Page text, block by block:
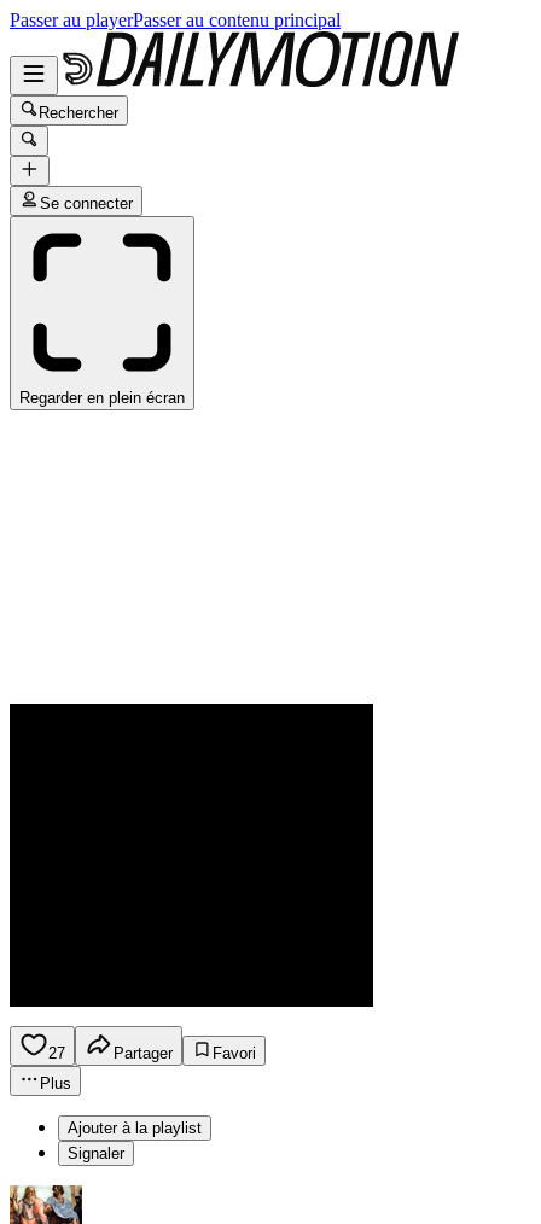
Passer au playerPasser au contenu principal
Rechercher
Se connecter
Regarder en plein écran
27 Partager
Favori
Plus
Ajouter à la playlist
Signaler